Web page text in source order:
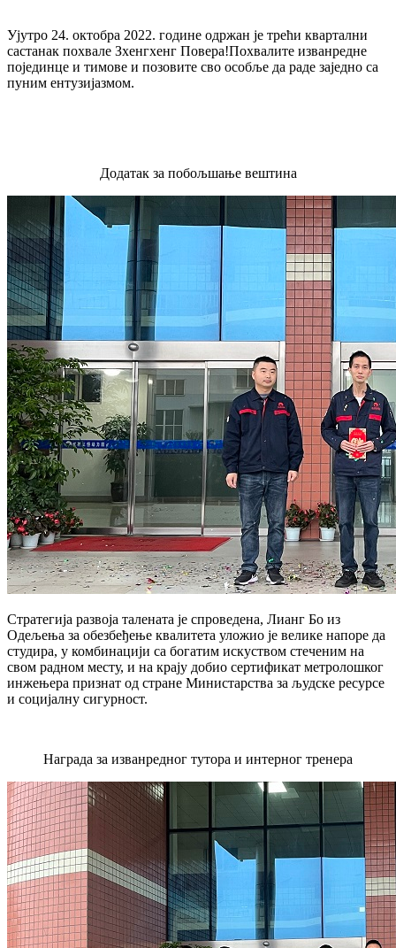
Ујутро 24. октобра 2022. године одржан је трећи квартални
састанак похвале Зхенгхенг Повера!Похвалите изванредне
појединце и тимове и позовите сво особље да раде заједно са
пуним ентузијазмом.
Додатак за побољшање вештина
Стратегија развоја талената је спроведена, Лианг Бо из
Одељења за обезбеђење квалитета уложио је велике напоре да
студира, у комбинацији са богатим искуством стеченим на
свом радном месту, и на крају добио сертификат метролошког
инжењера признат од стране Министарства за људске ресурсе
и социјалну сигурност.
Награда за изванредног тутора и интерног тренера